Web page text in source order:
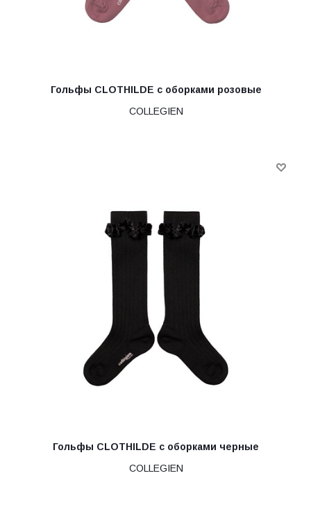
Гольфы CLOTHILDE с оборками розовые
COLLEGIEN
Гольфы CLOTHILDE с оборками черные
COLLEGIEN